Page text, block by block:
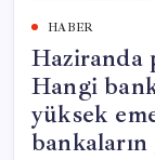
HABER
Haziranda
Hangi
yüksek